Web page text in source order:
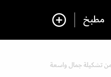
مطبخ
تشكيلة جمال واسعة